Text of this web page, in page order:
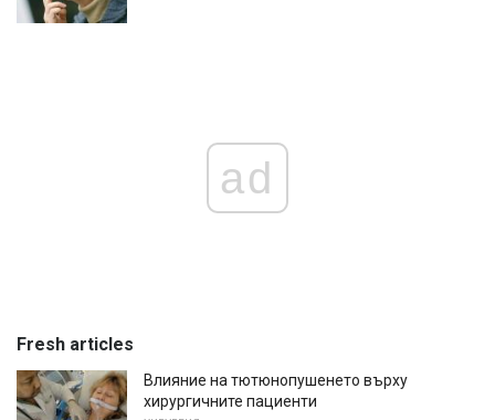
ad
Fresh articles
Влияние на тютюнопушенето върху
хирургичните пациенти